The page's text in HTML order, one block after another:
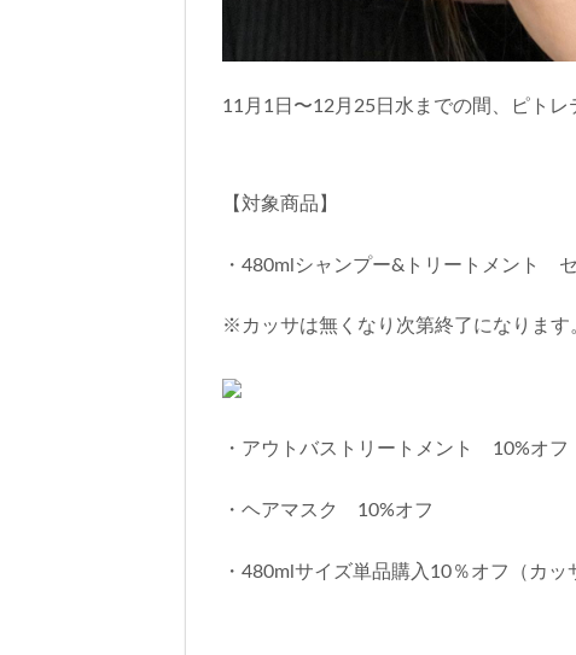
11月1日〜12月25日水までの間、ピトレ
【対象商品】
・480mlシャンプー&トリートメント
※カッサは無くなり次第終了になります
・アウトバストリートメント 10%オフ
・ヘアマスク 10%オフ
・480mlサイズ単品購入10％オフ（カッ